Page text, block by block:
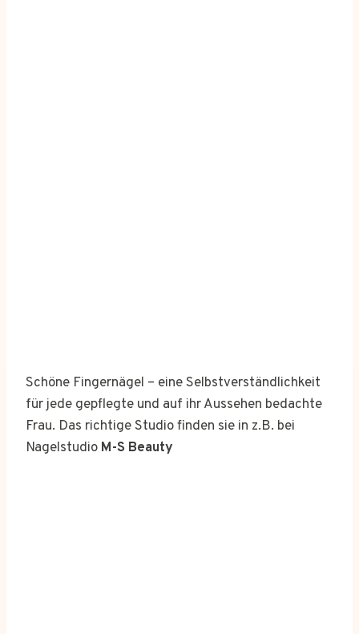
Schöne Fingernägel – eine Selbstverständlichkeit
für jede gepflegte und auf ihr Aussehen bedachte
Frau. Das richtige Studio finden sie in z.B. bei
Nagelstudio M-S Beauty